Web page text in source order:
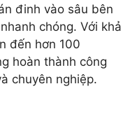
đinh vào sâu bên
chóng. Với khả
đến hơn 100
hoàn thành công
chuyên nghiệp.